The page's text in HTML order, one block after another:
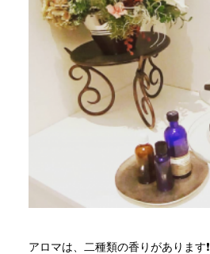
アロマは、二種類の香りがあります❗